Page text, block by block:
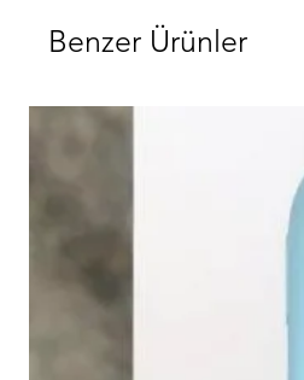
Benzer Ürünler